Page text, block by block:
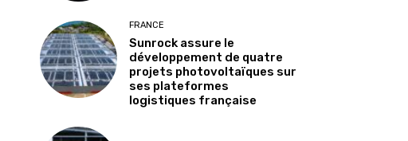
FRANCE
Sunrock assure le
développement de quatre
projets photovoltaïques sur
ses plateformes
logistiques française